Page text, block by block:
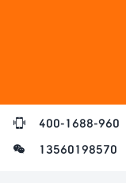
400-1688-960
13560198570